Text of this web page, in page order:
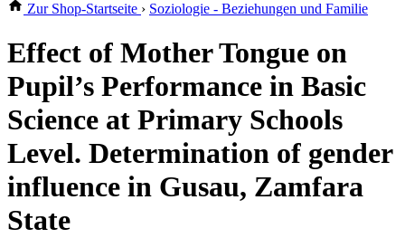
Zur Shop-Startseite › Soziologie - Beziehungen und Familie
Effect of Mother Tongue on
Pupil’s Performance in Basic
Science at Primary Schools
Level. Determination of gender
influence in Gusau, Zamfara
State